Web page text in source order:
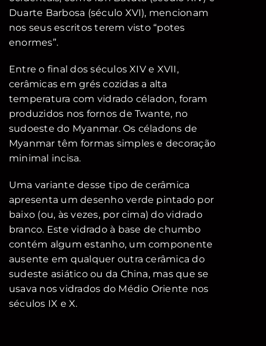
Duarte Barbosa (século XVI), mencionam
nos seus escritos terem visto “potes
enormes”.
Entre o final dos séculos XIV e XVII,
cerâmicas em grés cozidas a alta
temperatura com vidrado céladon, foram
produzidos nos fornos de Twante, no
sudoeste do Myanmar. Os céladons de
Myanmar têm formas simples e decoração
minimal incisa.
Uma variante desse tipo de cerâmica
apresenta um desenho verde pintado por
baixo (ou, às vezes, por cima) do vidrado
branco. Este vidrado à base de chumbo
contém algum estanho, um componente
ausente em qualquer outra cerâmica do
sudeste asiático ou da China, mas que se
usava nos vidrados do Médio Oriente nos
séculos IX e X.